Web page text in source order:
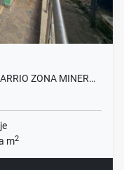
ZONA MINER…
m2